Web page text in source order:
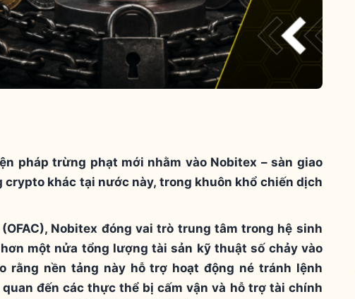
pháp trừng phạt mới nhằm vào Nobitex – sàn giao
khác tại nước này, trong khuôn khổ chiến dịch
Nobitex đóng vai trò trung tâm trong hệ sinh
một nửa tổng lượng tài sản kỹ thuật số chảy vào
rằng nền tảng này hỗ trợ hoạt động né tránh lệnh
đến các thực thể bị cấm vận và hỗ trợ tài chính